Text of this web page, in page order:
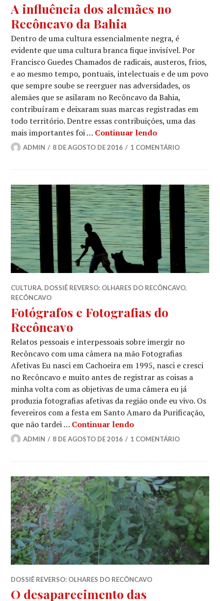
A influência dos alemães no
Recôncavo da Bahia
Dentro de uma cultura essencialmente negra, é
evidente que uma cultura branca fique invisível. Por
Francisco Guedes Chamados de radicais, austeros, frios,
e ao mesmo tempo, pontuais, intelectuais e de um povo
que sempre soube se reerguer nas adversidades, os
alemães que se asilaram no Recôncavo da Bahia,
contribuíram e deixaram suas marcas registradas em
todo território. Dentre essas contribuições, uma das
mais importantes foi … Continuar lendoA influência dos
ADMIN 8 DE AGOSTO DE 2016 1 COMENTÁRIO
CULTURA, DOSSIÊ REVERSO: OLHARES DO RECÔNCAVO,
RECÔNCAVO
Fotógrafos e Fotografias do
Recôncavo
Relatos pessoais e interpessoais sobre imergir no
Recôncavo com uma câmera na mão Fotografias
Afetivas Eu nasci em Cachoeira em 1995, nasci e cresci
no Recôncavo e muito antes de registrar as coisas a
minha volta com as objetivas de uma câmera eu já
produzia fotografias afetivas da região onde eu vivo. Os
fevereiros com a festa em Santo Amaro da Purificação,
que não tardei … Continuar lendoFotógrafos e
ADMIN 8 DE AGOSTO DE 2016 1 COMENTÁRIO
DOSSIÊ REVERSO: OLHARES DO RECÔNCAVO
O desaparecimento das